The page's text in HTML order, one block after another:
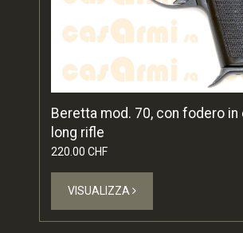
Beretta mod. 70, con fodero in
long rifle
220.00 CHF
VISUALIZZA